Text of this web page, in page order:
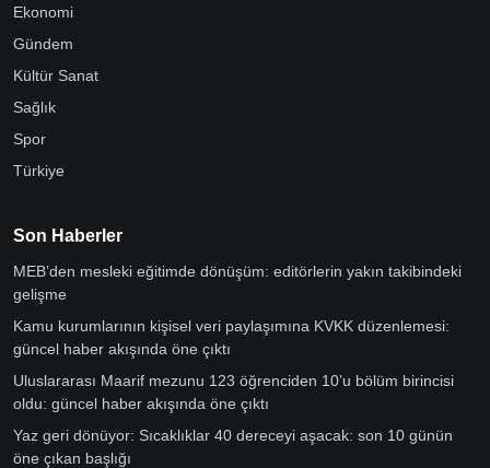
Ekonomi
Gündem
Kültür Sanat
Sağlık
Spor
Türkiye
Son Haberler
MEB’den mesleki eğitimde dönüşüm: editörlerin yakın takibindeki
gelişme
Kamu kurumlarının kişisel veri paylaşımına KVKK düzenlemesi:
güncel haber akışında öne çıktı
Uluslararası Maarif mezunu 123 öğrenciden 10’u bölüm birincisi
oldu: güncel haber akışında öne çıktı
Yaz geri dönüyor: Sıcaklıklar 40 dereceyi aşacak: son 10 günün
öne çıkan başlığı